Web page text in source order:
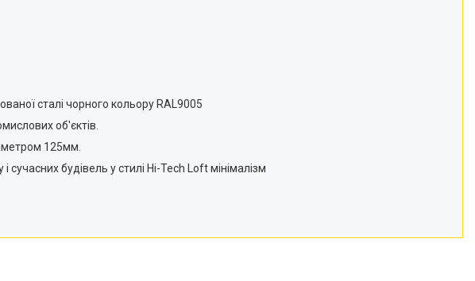
сталі чорного кольору RAL9005
об'єктів.
125мм.
будівель у стилі Hi-Tech Loft мінімалізм